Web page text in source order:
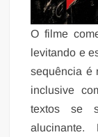
O filme
levitando e
sequência é
inclusive
textos se
alucinante.